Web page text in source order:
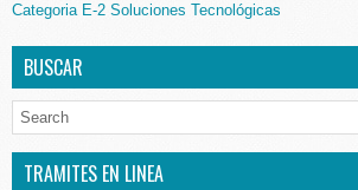
Categoria E-2 Soluciones Tecnológicas
BUSCAR
TRAMITES EN LINEA